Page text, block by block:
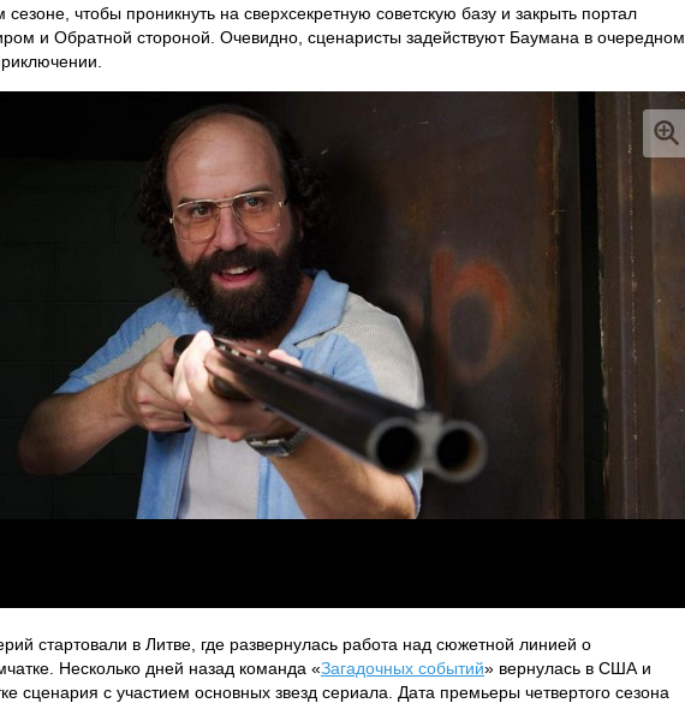
сезоне, чтобы проникнуть на сверхсекретную советскую базу и закрыть портал
и Обратной стороной. Очевидно, сценаристы задействуют Баумана в очередном
стартовали в Литве, где развернулась работа над сюжетной линией о
Несколько дней назад команда «Загадочных событий» вернулась в США и
сценария с участием основных звезд сериала. Дата премьеры четвертого сезона